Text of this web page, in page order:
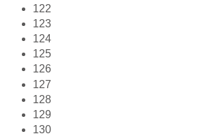
122
123
124
125
126
127
128
129
130